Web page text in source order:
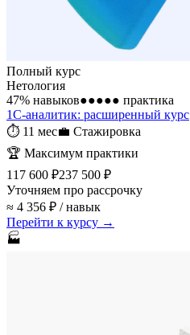
Полный курс
Нетология
47% навыков●●●●● практика
1С-аналитик: расширенный курс
⏱ 11 мес💼 Стажировка
🏆 Максимум практики
117 600 ₽237 500 ₽
Уточняем про рассрочку
≈ 4 356 ₽ / навык
Перейти к курсу →
🏭